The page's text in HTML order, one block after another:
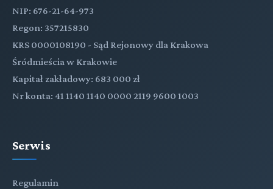
NIP: 676-21-64-973
Regon: 357215830
KRS 0000108190 - Sąd Rejonowy dla Krakowa
Śródmieścia w Krakowie
Kapitał zakładowy: 683 000 zł
Nr konta: 41 1140 1140 0000 2119 9600 1003
Serwis
Regulamin